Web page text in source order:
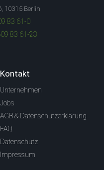
10315 Berlin
83 61-0
83 61-23
Kontakt
Unternehmen
Jobs
AGB & Datenschutzerklärung
FAQ
Datenschutz
Impressum